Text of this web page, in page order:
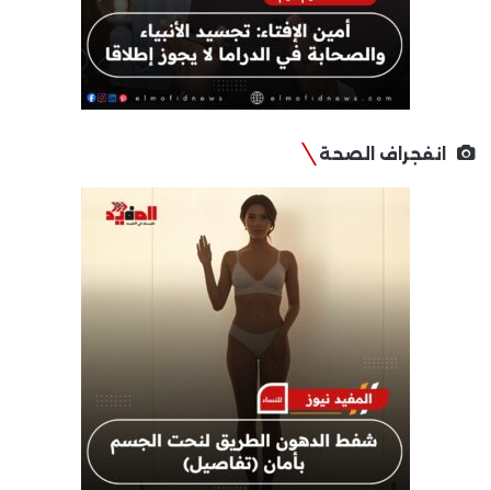
انفجراف الصحة